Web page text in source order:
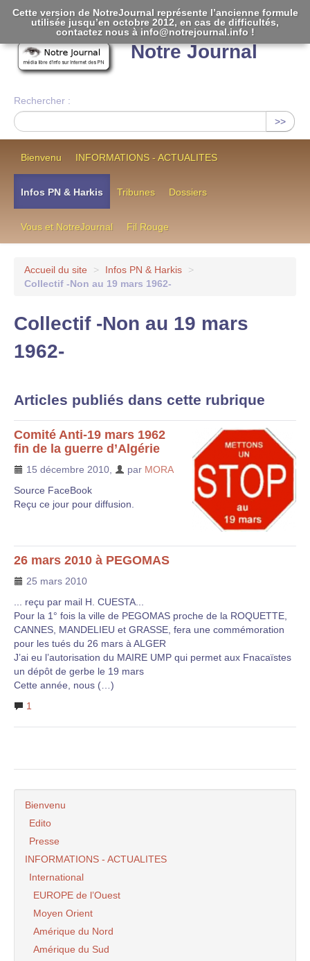
Notre Journal
Rechercher :
>>
Bienvenu INFORMATIONS - ACTUALITES
Infos PN & Harkis Tribunes Dossiers
Vous et NotreJournal Fil Rouge
Accueil du site > Infos PN & Harkis
>
Collectif -Non au 19 mars 1962-
Collectif -Non au 19 mars
1962-
Articles publiés dans cette rubrique
Comité Anti-19 mars 1962
fin de la guerre d’Algérie
15 décembre 2010 par MORA
Source FaceBook
Reçu ce jour pour diffusion.
26 mars 2010 à PEGOMAS
25 mars 2010
... reçu par mail H. CUESTA...
Pour la 1° fois la ville de PEGOMAS proche de la ROQUETTE,
CANNES, MANDELIEU et GRASSE, fera une commémoration
pour les tués du 26 mars à ALGER
J’ai eu l’autorisation du MAIRE UMP qui permet aux Fnacaïstes
un dépôt de gerbe le 19 mars
Cette année, nous (…)
1
Bienvenu
Edito
Presse
INFORMATIONS - ACTUALITES
International
EUROPE de l’Ouest
Moyen Orient
Amérique du Nord
Amérique du Sud
Cette version de NotreJournal représente l’ancienne formule
utilisée jusqu’en octobre 2012, en cas de difficultés,
contactez nous à info@notrejournal.info !